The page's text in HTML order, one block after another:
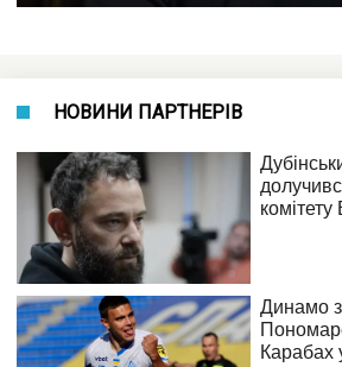
НОВИНИ ПАРТНЕРІВ